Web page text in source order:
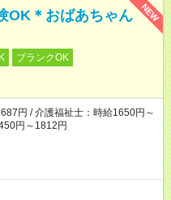
NEW
OK＊おばあちゃん
ブランクOK
円 / 介護福祉士：時給1650円～
円～1812円